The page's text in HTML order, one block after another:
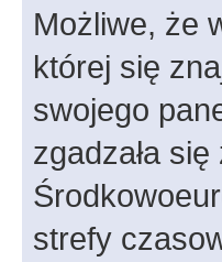
Możliwe, że
której się
swojego
zgadzała
strefy